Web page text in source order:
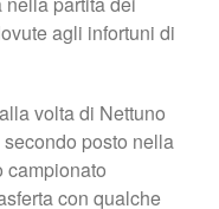
agli infortuni di
volta di Nettuno
posto nella
campionato
con qualche